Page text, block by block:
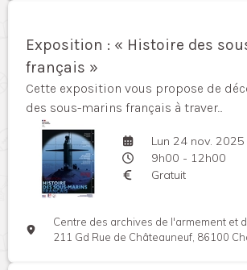
Exposition : « Histoire des
français »
Cette exposition vous propose de
des sous-marins français à traver...
Lun 24 nov. 2025
9h00 - 12h00
Gratuit
Centre des archives de l'armement et
211 Gd Rue de Châteauneuf, 86100